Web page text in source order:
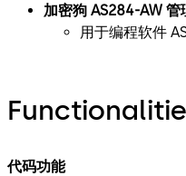
加密狗 AS284-AW 管
用于编程软件
代码功能